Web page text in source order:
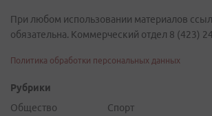
При любом использовании материалов
обязательна. Коммерческий отдел 8 (423)
Политика обработки персональных данных
Рубрики
Общество
Спорт